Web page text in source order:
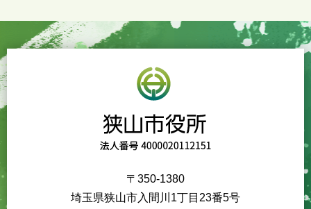
〒350-1380
埼玉県狭山市入間川1丁目23番5号